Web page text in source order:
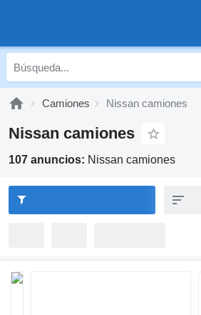
Camiones Nissan camiones
Nissan camiones
107 anuncios: Nissan camiones